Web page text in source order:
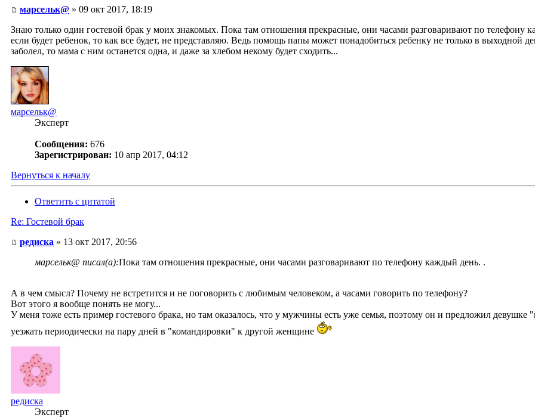
марсельк@ » 09 окт 2017, 18:19
Знаю только один гостевой брак у моих знакомых. Пока там отношения прекрасные, они часами разговаривают по телефону
если будет ребенок, то как все будет, не представляю. Ведь помощь папы может понадобиться ребенку не только в выходной
заболел, то мама с ним останется одна, и даже за хлебом некому будет сходить...
марсельк@
Эксперт
Сообщения: 676
Зарегистрирован: 10 апр 2017, 04:12
Вернуться к началу
Ответить с цитатой
Re: Гостевой брак
редиска » 13 окт 2017, 20:56
марсельк@ писал(а):Пока там отношения прекрасные, они часами разговаривают по телефону каждый день. .
А в чем смысл? Почему не встретится и не поговорить с любимым человеком, а часами говорить по телефону?
Вот этого я вообще понять не могу...
У меня тоже есть пример гостевого брака, но там оказалось, что у мужчины есть уже семья, поэтому он и предложил
уезжать периодически на пару дней в "командировки" к другой женщине
редиска
Эксперт